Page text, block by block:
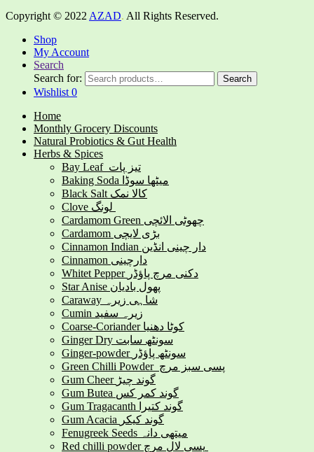
Copyright © 2022 AZAD. All Rights Reserved.
Shop
My Account
Search
Search for:
Search
Wishlist 0
Home
Monthly Grocery Discounts
Natural Probiotics & Gut Health
Herbs & Spices
Bay Leaf تیز پات
Baking Soda میٹھا سوڈا
Black Salt کالا نمک
Cardamom Green چھوٹی الائچی
Cardamom بڑی لایچی
Cinnamon Indian دار چینی انڈین
Cinnamon دارچینی
Whitet Pepper دکنی مرچ پاؤڈر
Star Anise پھول بادیان
Caraway شاہی زیرہ
Cumin زیرہ سفید
Coarse-Coriander کوٹا دھنیا
Ginger Dry سونٹھ سابت
Ginger-powder سونٹھ پاؤڈر
Green Chilli Powder پسی سبز مرچ
Gum Cheer گوند چیڑ
Gum Butea گوند کمر کس
Gum Tragacanth گوند کتیرا
Gum Acacia گوند کیکر
Fenugreek Seeds میتھی دانہ